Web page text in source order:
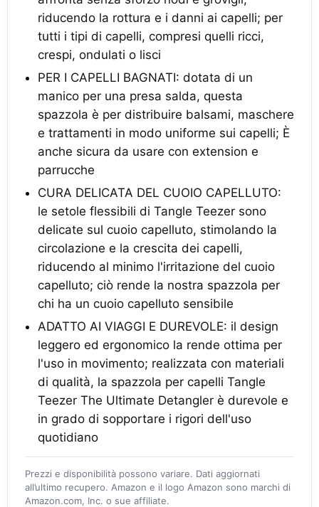
riducendo la rottura e i danni ai capelli; per
tutti i tipi di capelli, compresi quelli ricci,
crespi, ondulati o lisci
PER I CAPELLI BAGNATI: dotata di un
manico per una presa salda, questa
spazzola è per distribuire balsami, maschere
e trattamenti in modo uniforme sui capelli; È
anche sicura da usare con extension e
parrucche
CURA DELICATA DEL CUOIO CAPELLUTO:
le setole flessibili di Tangle Teezer sono
delicate sul cuoio capelluto, stimolando la
circolazione e la crescita dei capelli,
riducendo al minimo l'irritazione del cuoio
capelluto; ciò rende la nostra spazzola per
chi ha un cuoio capelluto sensibile
ADATTO AI VIAGGI E DUREVOLE: il design
leggero ed ergonomico la rende ottima per
l'uso in movimento; realizzata con materiali
di qualità, la spazzola per capelli Tangle
Teezer The Ultimate Detangler è durevole e
in grado di sopportare i rigori dell'uso
quotidiano
Prezzi e disponibilità possono variare. Dati aggiornati
all’ultimo recupero. Amazon e il logo Amazon sono marchi di
Amazon.com, Inc. o sue affiliate.